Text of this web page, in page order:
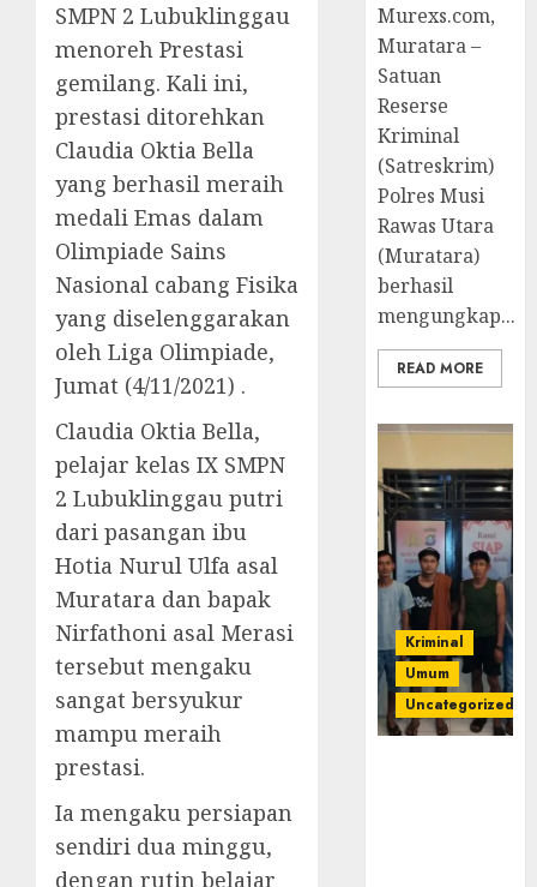
SMPN 2 Lubuklinggau
menoreh Prestasi
gemilang. Kali ini,
prestasi ditorehkan
Claudia Oktia Bella
yang berhasil meraih
medali Emas dalam
Olimpiade Sains
Nasional cabang Fisika
yang diselenggarakan
oleh Liga Olimpiade,
Jumat (4/11/2021) .
Claudia Oktia Bella,
pelajar kelas IX SMPN
2 Lubuklinggau putri
dari pasangan ibu
Hotia Nurul Ulfa asal
Muratara dan bapak
Nirfathoni asal Merasi
tersebut mengaku
sangat bersyukur
mampu meraih
prestasi.
Ia mengaku persiapan
sendiri dua minggu,
dengan rutin belajar
Murexs.com,
Muratara –
Satuan
Reserse
Kriminal
(Satreskrim)
Polres Musi
Rawas Utara
(Muratara)
berhasil
mengungkap...
READ MORE
Kriminal
Umum
Uncategorized